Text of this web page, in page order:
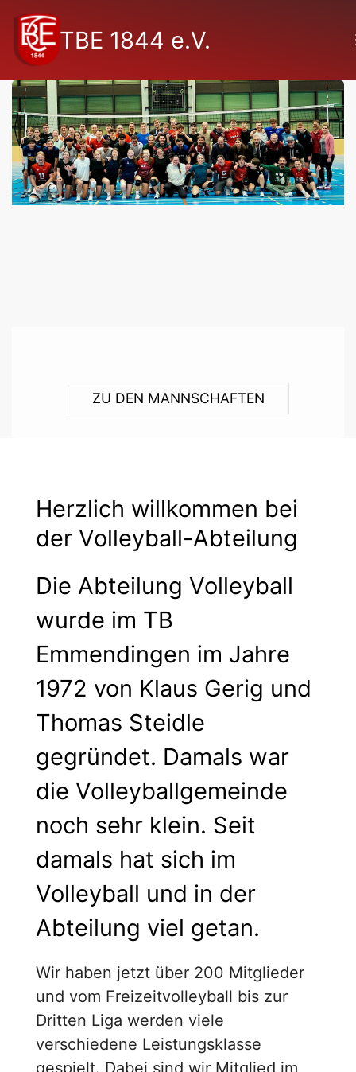
TBE 1844 e.V.
ZU DEN MANNSCHAFTEN
Herzlich willkommen bei
der Volleyball-Abteilung
Die Abteilung Volleyball
wurde im TB
Emmendingen im Jahre
1972 von Klaus Gerig und
Thomas Steidle
gegründet. Damals war
die Volleyballgemeinde
noch sehr klein. Seit
damals hat sich im
Volleyball und in der
Abteilung viel getan.
Wir haben jetzt über 200 Mitglieder
und vom Freizeitvolleyball bis zur
Dritten Liga werden viele
verschiedene Leistungsklasse
gespielt. Dabei sind wir Mitglied im